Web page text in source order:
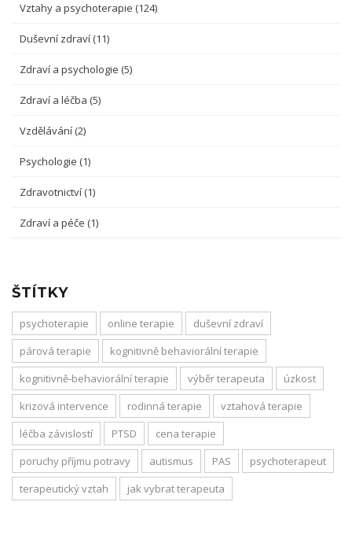
Vztahy a psychoterapie (124)
Duševní zdraví (11)
Zdraví a psychologie (5)
Zdraví a léčba (5)
Vzdělávání (2)
Psychologie (1)
Zdravotnictví (1)
Zdraví a péče (1)
ŠTÍTKY
psychoterapie online terapie
duševní zdraví
párová terapie
kognitivně behaviorální terapie
kognitivně-behaviorální terapie
výběr terapeuta
úzkost
krizová intervence
rodinná terapie
vztahová terapie
léčba závislostí
PTSD
cena terapie
poruchy příjmu potravy
autismus PAS
psychoterapeut
terapeutický vztah
jak vybrat terapeuta